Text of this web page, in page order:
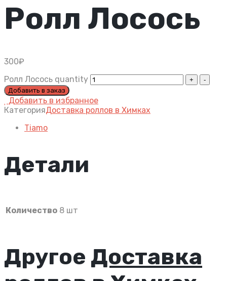
Ролл Лосось
300₽
Ролл Лосось quantity
Добавить в заказ
Добавить в избранное
КатегорияДоставка роллов в Химках
Tiamo
Детали
Количество 8 шт
Другое Доставка